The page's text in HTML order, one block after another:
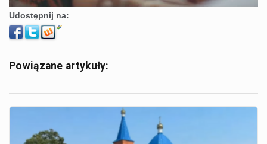
Udostępnij na:
Powiązane artykuły: